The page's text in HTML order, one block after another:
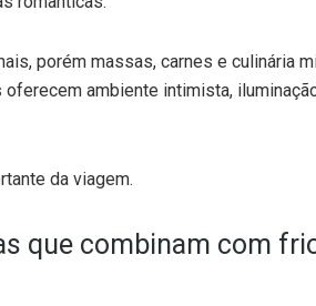
porém massas, carnes e culinária
ambiente intimista,
da viagem.
que combinam com